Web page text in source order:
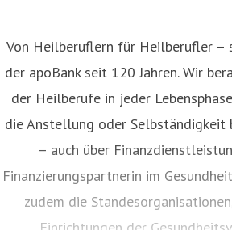
Von Heilberuflern für Heilberufler –
der apoBank seit 120 Jahren. Wir
der Heilberufe in jeder
die Anstellung oder Selbständigkeit
– auch über
Finanzierungspartnerin im
zudem die